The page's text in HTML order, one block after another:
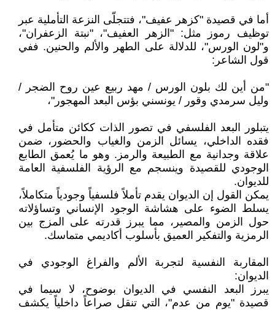
أما في قصيدة "كزهر عفيف"، فتتجلّى النزعة التأملية عبر
توظيف رموز مثل: "الزهر العفيف"، "نبتة الزعفران"،
و"لون الورس"، للدلالة على الطهر والألم والحنين. ففي
قول الشاعر:
"من أين لك بلون الورس / مهد ربيع عين روح الضجر /
وليل سرمدي وقور / يونسني بؤس البعد المهجور"،
يتبلور البعد الفلسفي في تصور الذات ككائن متأمل في
فقده الداخلي، يسائل الزمن والغياب والحضور، ضمن
علاقة وجدانية مع الطبيعة والرمز. وهو ما يُعمق الطابع
الوجودي للقصيدة وينسجم مع الرؤية الفلسفية العامة
للديوان.
يمكن القول إن الديوان يقدم تأملاً فلسفياً وجودياً متكاملاً،
يسلط الضوء على هشاشة الوجود الإنساني وتساؤلاته
حول الزمن والمصير، مما يبرز قدرته على المزج بين
الرمزية والتفكير العميق بأسلوب أكاديمي متماسك.
المقاربة النفسية لتجربة الألم والفراغ الوجودي في
الديوان:
يبرز البعد النفسي في الديوان بوضوح، لا سيما في
قصيدة "يوم من عدم"، التي تنقل صراعاً داخلياً يكشف